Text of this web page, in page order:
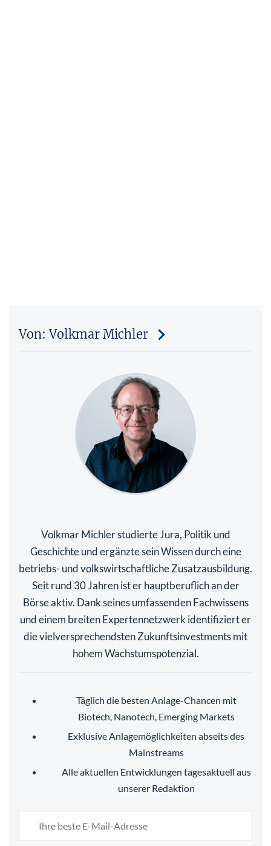
Von: Volkmar Michler
Volkmar Michler studierte Jura, Politik und
Geschichte und ergänzte sein Wissen durch eine
betriebs- und volkswirtschaftliche Zusatzausbildung.
Seit rund 30 Jahren ist er hauptberuflich an der
Börse aktiv. Dank seines umfassenden Fachwissens
und einem breiten Expertennetzwerk identifiziert er
die vielversprechendsten Zukunftsinvestments mit
hohem Wachstumspotenzial.
Täglich die besten Anlage-Chancen mit
Biotech, Nanotech, Emerging Markets
Exklusive Anlagemöglichkeiten abseits des
Mainstreams
Alle aktuellen Entwicklungen tagesaktuell aus
unserer Redaktion